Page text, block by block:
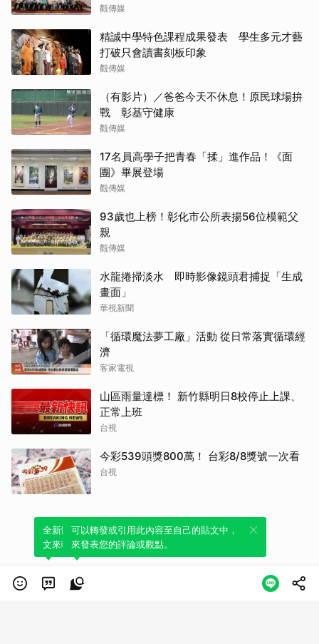
觀傳媒
精誠中學特色課程成果發表 學生多元才藝
打破只會讀書刻板印象
觀傳媒
（有影片）／爸爸今天不休息！原民球場拚
戰 彰基守健康
觀傳媒
17名員高學子把青春「揉」進作品！《面
團》畢展登場
觀傳媒
93歲也上榜！彰化市公所表揚56位模範父
親
觀傳媒
水龍捲掃淡水 即時影像鏡頭君捕捉「生成
畫面」
華視新聞
「循環魔法夢工廠」活動 從日常落實循環經
濟
客家電視
山區雨量達標！ 新竹縣明日8校停止上課、
正常上班
台視
今彩539頭獎800萬！ 台彩8/8獎號一次看
台視
全新體驗！一鍵引用此內容，透過發布貼
文來輕鬆表達個人立場。
可以轉發或引用此內容至自己的貼文中，
來發表您的評論或觀點。